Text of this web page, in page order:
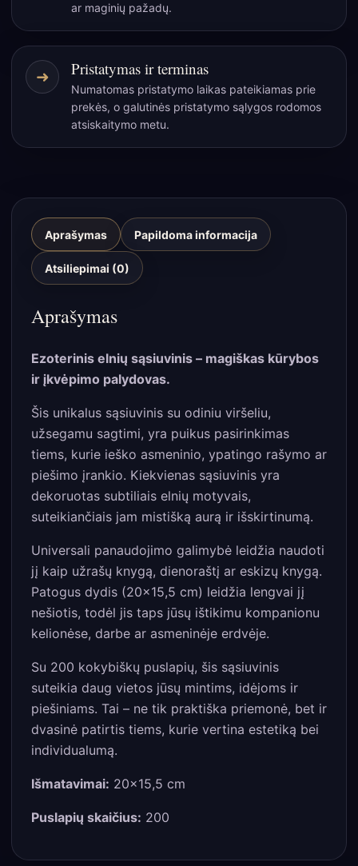
ar maginių pažadų.
➜ Pristatymas ir terminas
Numatomas pristatymo laikas pateikiamas prie
prekės, o galutinės pristatymo sąlygos rodomos
atsiskaitymo metu.
Aprašymas Papildoma informacija
Atsiliepimai (0)
Aprašymas
Ezoterinis elnių sąsiuvinis – magiškas kūrybos
ir įkvėpimo palydovas.
Šis unikalus sąsiuvinis su odiniu viršeliu,
užsegamu sagtimi, yra puikus pasirinkimas
tiems, kurie ieško asmeninio, ypatingo rašymo ar
piešimo įrankio. Kiekvienas sąsiuvinis yra
dekoruotas subtiliais elnių motyvais,
suteikiančiais jam mistišką aurą ir išskirtinumą.
Universali panaudojimo galimybė leidžia naudoti
jį kaip užrašų knygą, dienoraštį ar eskizų knygą.
Patogus dydis (20×15,5 cm) leidžia lengvai jį
nešiotis, todėl jis taps jūsų ištikimu kompanionu
kelionėse, darbe ar asmeninėje erdvėje.
Su 200 kokybiškų puslapių, šis sąsiuvinis
suteikia daug vietos jūsų mintims, idėjoms ir
piešiniams. Tai – ne tik praktiška priemonė, bet ir
dvasinė patirtis tiems, kurie vertina estetiką bei
individualumą.
Išmatavimai: 20×15,5 cm
Puslapių skaičius: 200